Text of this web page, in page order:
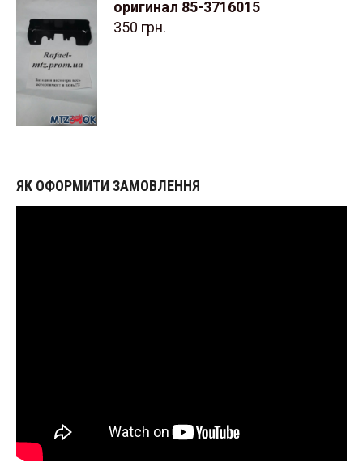
оригинал 85-3716015
350 грн.
ЯК ОФОРМИТИ ЗАМОВЛЕННЯ